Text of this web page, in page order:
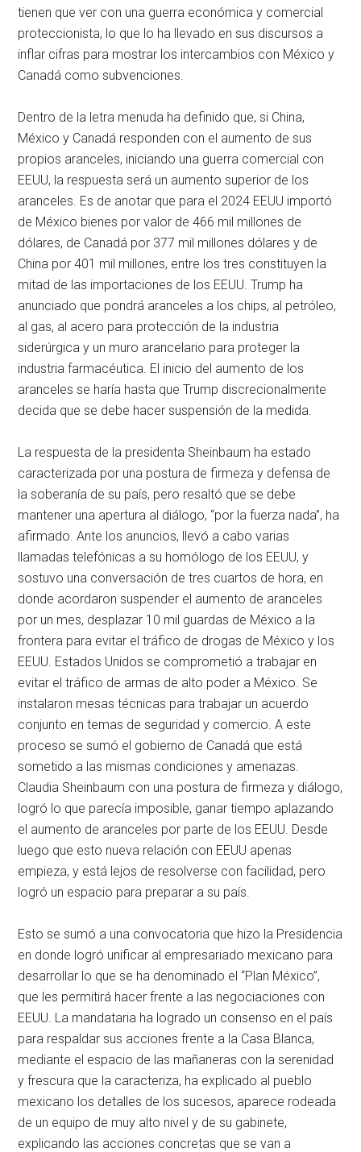
tienen que ver con una guerra económica y comercial
proteccionista, lo que lo ha llevado en sus discursos a
inflar cifras para mostrar los intercambios con México y
Canadá como subvenciones.
Dentro de la letra menuda ha definido que, si China,
México y Canadá responden con el aumento de sus
propios aranceles, iniciando una guerra comercial con
EEUU, la respuesta será un aumento superior de los
aranceles. Es de anotar que para el 2024 EEUU importó
de México bienes por valor de 466 mil millones de
dólares, de Canadá por 377 mil millones dólares y de
China por 401 mil millones, entre los tres constituyen la
mitad de las importaciones de los EEUU. Trump ha
anunciado que pondrá aranceles a los chips, al petróleo,
al gas, al acero para protección de la industria
siderúrgica y un muro arancelario para proteger la
industria farmacéutica. El inicio del aumento de los
aranceles se haría hasta que Trump discrecionalmente
decida que se debe hacer suspensión de la medida.
La respuesta de la presidenta Sheinbaum ha estado
caracterizada por una postura de firmeza y defensa de
la soberanía de su país, pero resaltó que se debe
mantener una apertura al diálogo, “por la fuerza nada”, ha
afirmado. Ante los anuncios, llevó a cabo varias
llamadas telefónicas a su homólogo de los EEUU, y
sostuvo una conversación de tres cuartos de hora, en
donde acordaron suspender el aumento de aranceles
por un mes, desplazar 10 mil guardas de México a la
frontera para evitar el tráfico de drogas de México y los
EEUU. Estados Unidos se comprometió a trabajar en
evitar el tráfico de armas de alto poder a México. Se
instalaron mesas técnicas para trabajar un acuerdo
conjunto en temas de seguridad y comercio. A este
proceso se sumó el gobierno de Canadá que está
sometido a las mismas condiciones y amenazas.
Claudia Sheinbaum con una postura de firmeza y diálogo,
logró lo que parecía imposible, ganar tiempo aplazando
el aumento de aranceles por parte de los EEUU. Desde
luego que esto nueva relación con EEUU apenas
empieza, y está lejos de resolverse con facilidad, pero
logró un espacio para preparar a su país.
Esto se sumó a una convocatoria que hizo la Presidencia
en donde logró unificar al empresariado mexicano para
desarrollar lo que se ha denominado el “Plan México”,
que les permitirá hacer frente a las negociaciones con
EEUU. La mandataria ha logrado un consenso en el país
para respaldar sus acciones frente a la Casa Blanca,
mediante el espacio de las mañaneras con la serenidad
y frescura que la caracteriza, ha explicado al pueblo
mexicano los detalles de los sucesos, aparece rodeada
de un equipo de muy alto nivel y de su gabinete,
explicando las acciones concretas que se van a